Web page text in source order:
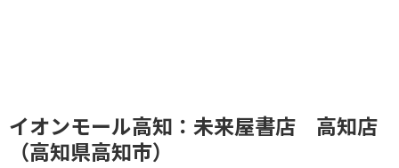
イオンモール高知：未来屋書店 高知店
（高知県高知市）